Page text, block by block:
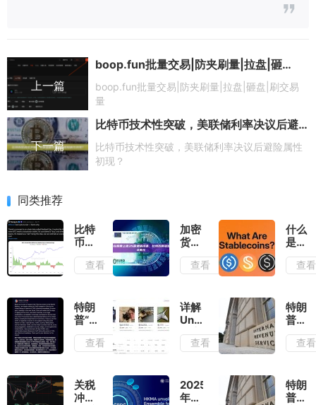
上一篇
boop.fun批量交易|防夹刷量|拉盘|砸盘|刷交易量
boop.fun批量交易|防夹刷量|拉盘|砸盘|刷交易
量
下一篇
比特币技术性突破，美联储利率决议后避险属性初现？
比特币技术性突破，美联储利率决议后避险属性
初现？
同类推荐
比特
币牛
市熄
火？
CryptoQuant
剖析
链上
数据
背后
查看
加密
货币
在股
票上
时遭
遇冷
遇；
比特
78,000
美元
查看
什么
是稳
定
币？
值排
名前
5 的
稳定
查看
特朗
普“杀
鸡儆
猴”暂
税
90
查看
详解
Unichain
生态
首个
Memecoin
平台
Pure
查看
特朗
普总
统签
署决
针对
DeFi
查看
关税
冲击
2025
年第
特朗
普总